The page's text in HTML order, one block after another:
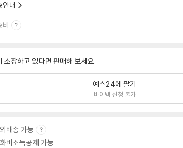
안내
비
소장하고 있다면 판매해 보세요.
예스24에 팔기
바이백 신청 불가
배송 가능
비소득공제 가능